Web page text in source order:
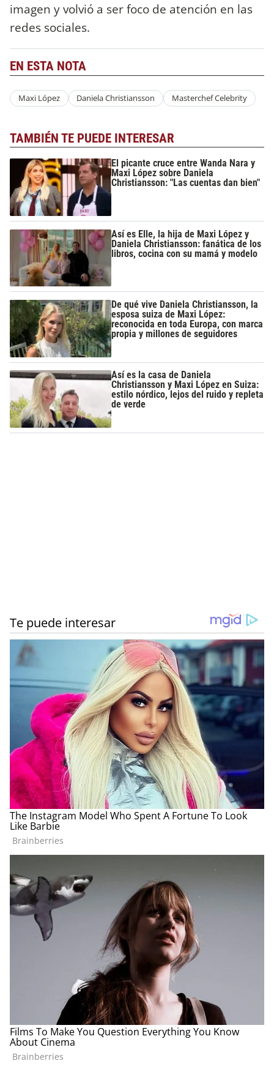
imagen y volvió a ser foco de atención en las
redes sociales.
EN ESTA NOTA
Maxi López Daniela Christiansson Masterchef Celebrity
TAMBIÉN TE PUEDE INTERESAR
El picante cruce entre Wanda Nara y
Maxi López sobre Daniela
Christiansson: "Las cuentas dan bien"
Así es Elle, la hija de Maxi López y
Daniela Christiansson: fanática de los
libros, cocina con su mamá y modelo
De qué vive Daniela Christiansson, la
esposa suiza de Maxi López:
reconocida en toda Europa, con marca
propia y millones de seguidores
Así es la casa de Daniela
Christiansson y Maxi López en Suiza:
estilo nórdico, lejos del ruido y repleta
de verde